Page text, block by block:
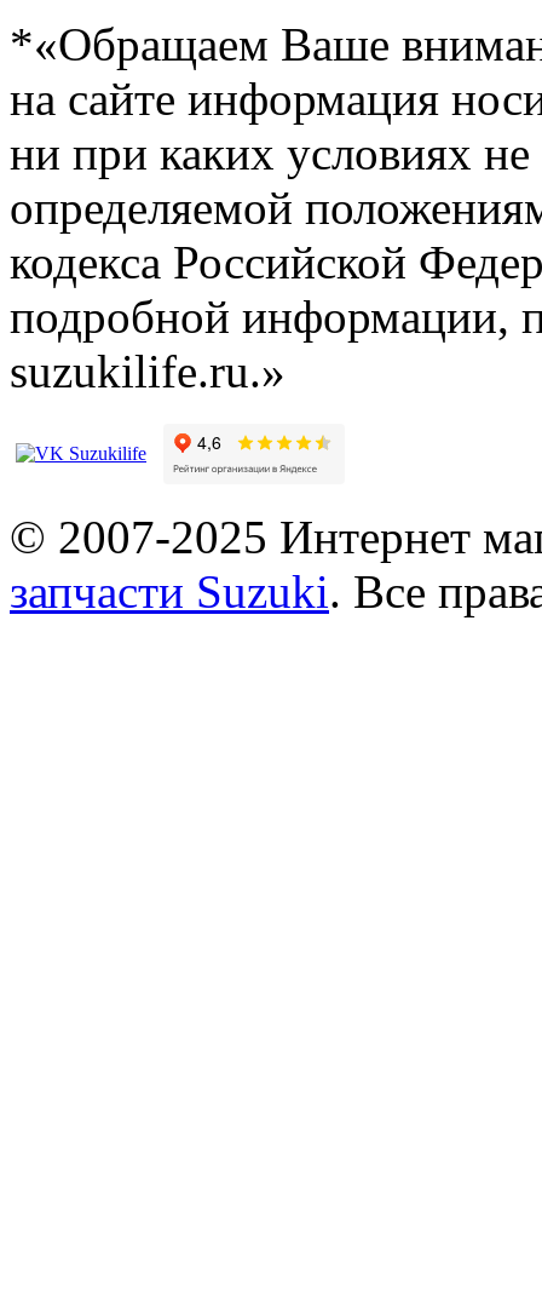
*«Обращаем Ваше
на сайте информация
ни при каких условиях
определяемой
кодекса Российской
подробной информации,
suzukilife.ru.»
© 2007-2025 Интернет
запчасти Suzuki. Все